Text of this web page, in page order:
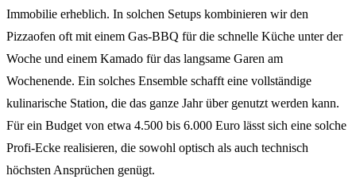
Immobilie erheblich. In solchen Setups kombinieren wir den
Pizzaofen oft mit einem Gas-BBQ für die schnelle Küche unter der
Woche und einem Kamado für das langsame Garen am
Wochenende. Ein solches Ensemble schafft eine vollständige
kulinarische Station, die das ganze Jahr über genutzt werden kann.
Für ein Budget von etwa 4.500 bis 6.000 Euro lässt sich eine solche
Profi-Ecke realisieren, die sowohl optisch als auch technisch
höchsten Ansprüchen genügt.